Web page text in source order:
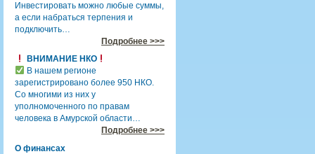
Инвестировать можно любые суммы,
а если набраться терпения и
подключить…
Подробнее >>>
ВНИМАНИЕ НКО
В нашем регионе
зарегистрировано более 950 НКО.
Со многими из них у
уполномоченного по правам
человека в Амурской области…
Подробнее >>>
О финансах